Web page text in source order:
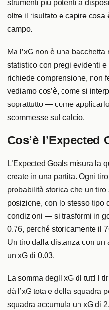
strumenti più potenti a
oltre il risultato e capire cosa
campo.
Ma l’xG non è una
statistico con pregi evidenti
richiede comprensione, non
vediamo cos’è, come si
soprattutto — come
scommesse sul calcio.
Cos’è l’Expected
L’Expected Goals misura la
create in una partita. Ogni
probabilità storica che un
posizione, con lo stesso tipo
condizioni — si trasformi in
0.76, perché storicamente il
Un tiro dalla distanza con un
un xG di 0.03.
La somma degli xG di tutti i
dà l’xG totale della squadra
squadra accumula un xG di